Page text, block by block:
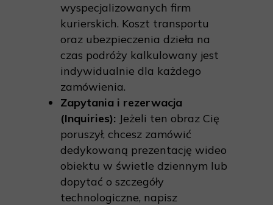
wyspecjalizowanych firm
kurierskich. Koszt transportu
oraz ubezpieczenia dzieła na
czas podróży kalkulowany jest
indywidualnie dla każdego
zamówienia.
Zapytania i rezerwacja
(Inquiries): Jeżeli ten obraz Cię
poruszył, chcesz zamówić
dedykowaną prezentację wideo
obiektu w świetle dziennym lub
dopytać o szczegóły
technologiczne, napisz